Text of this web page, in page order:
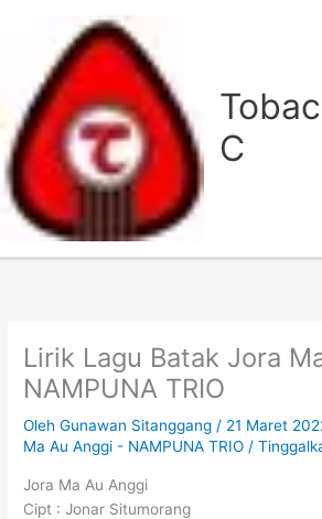
C
Lirik Lagu Batak Jora
NAMPUNA TRIO
OlehGunawan Sitanggang / 21 Maret
Ma Au Anggi - NAMPUNA TRIO /
Jora Ma Au Anggi
Cipt : Jonar Situmorang